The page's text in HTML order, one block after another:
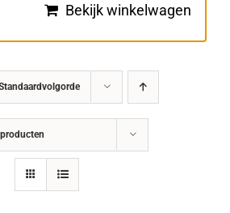
Bekijk winkelwagen